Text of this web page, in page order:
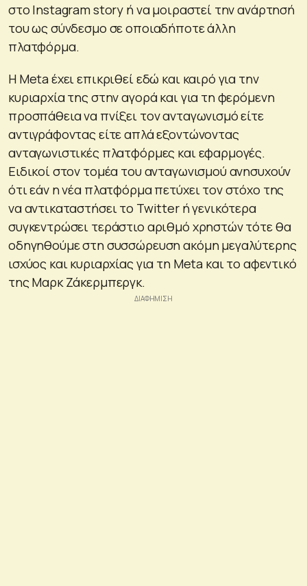
στο Instagram story ή να μοιραστεί την ανάρτησή
του ως σύνδεσμο σε οποιαδήποτε άλλη
πλατφόρμα.
Η Meta έχει επικριθεί εδώ και καιρό για την
κυριαρχία της στην αγορά και για τη φερόμενη
προσπάθεια να πνίξει τον ανταγωνισμό είτε
αντιγράφοντας είτε απλά εξοντώνοντας
ανταγωνιστικές πλατφόρμες και εφαρμογές.
Eιδικοί στον τομέα του ανταγωνισμού ανησυχούν
ότι εάν η νέα πλατφόρμα πετύχει τον στόχο της
να αντικαταστήσει το Twitter ή γενικότερα
συγκεντρώσει τεράστιο αριθμό χρηστών τότε θα
οδηγηθούμε στη συσσώρευση ακόμη μεγαλύτερης
ισχύος και κυριαρχίας για τη Meta και το αφεντικό
της Μαρκ Ζάκερμπεργκ.